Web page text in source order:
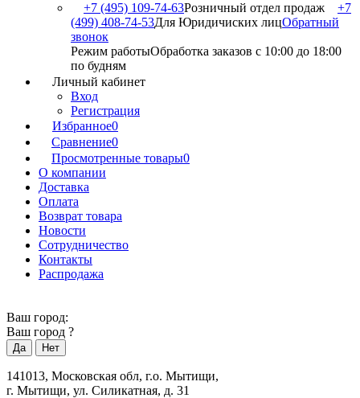
+7 (495) 109-74-63Розничный отдел продаж
+7
(499) 408-74-53Для Юридичиских лицОбратный
звонок
Режим работыОбработка заказов с 10:00 до 18:00
по будням
Личный кабинет
Вход
Регистрация
Избранное0
Сравнение0
Просмотренные товары0
О компании
Доставка
Оплата
Возврат товара
Новости
Сотрудничество
Контакты
Распродажа
Ваш город:
Ваш город ?
141013, Московская обл, г.о. Мытищи,
г. Мытищи, ул. Силикатная, д. 31